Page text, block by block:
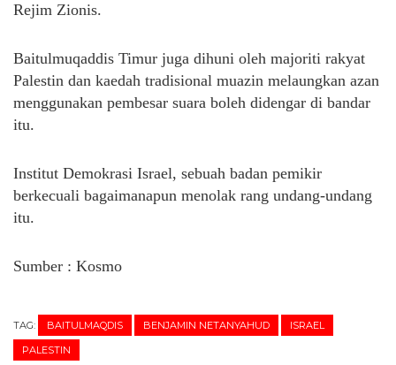
Rejim Zionis.
Baitulmuqaddis Timur juga dihuni oleh majoriti rakyat
Palestin dan kaedah tradisional muazin melaungkan azan
menggunakan pembesar suara boleh didengar di bandar
itu.
Institut Demokrasi Israel, sebuah badan pemikir
berkecuali bagaimanapun menolak rang undang-undang
itu.
Sumber : Kosmo
TAG: BAITULMAQDIS BENJAMIN NETANYAHUD
ISRAEL
PALESTIN